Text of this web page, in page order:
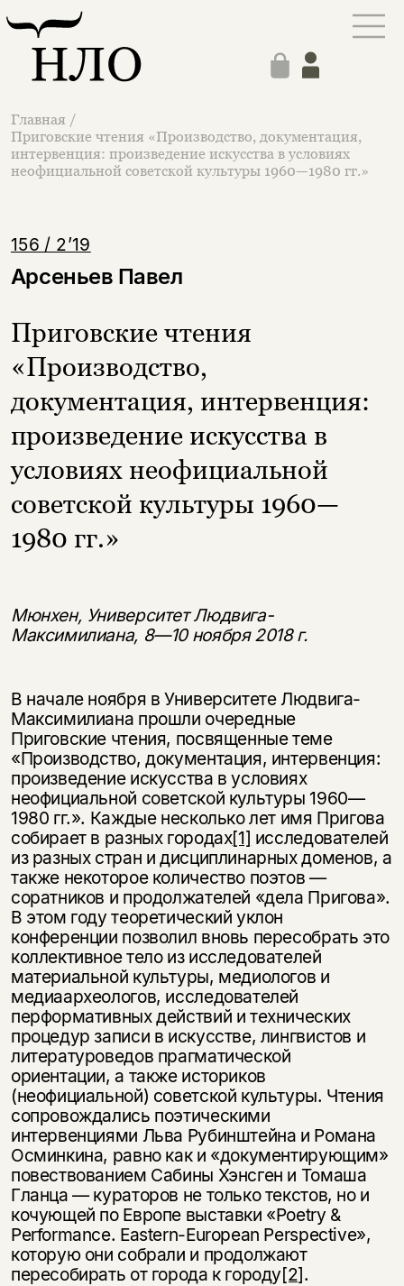
Главная /
Приговские чтения «Производство, документация,
интервенция: произведение искусства в условиях
неофициальной советской культуры 1960—1980 гг.»
156 / 2’19
Арсеньев Павел
Приговские чтения
«Производство,
документация, интервенция:
произведение искусства в
условиях неофициальной
советской культуры 1960—
1980 гг.»
Мюнхен, Университет Людвига-
Максимилиана, 8—10 ноября 2018 г.
В начале ноября в Университете Людвига-
Максимилиана прошли очередные
Приговские чтения, посвященные теме
«Производство, документация, интервенция:
произведение искусства в условиях
неофициальной советской культуры 1960—
1980 гг.». Каждые несколько лет имя Пригова
собирает в разных городах[1] исследователей
из разных стран и дисциплинарных доменов, а
также некоторое количество поэтов —
соратников и продолжателей «дела Пригова».
В этом году теоретический уклон
конференции позволил вновь пересобрать это
коллективное тело из исследователей
материальной культуры, медиологов и
медиаархеологов, исследователей
перформативных действий и технических
процедур записи в искусстве, лингвистов и
литературоведов прагматической
ориентации, а также историков
(неофициальной) советской культуры. Чтения
сопровождались поэтическими
интервенциями Льва Рубинштейна и Романа
Осминкина, равно как и «документирующим»
повествованием Сабины Хэнсген и Томаша
Гланца — кураторов не только текстов, но и
кочующей по Европе выставки «Poetry &
Performance. Eastern-European Perspective»,
которую они собрали и продолжают
пересобирать от города к городу[2].